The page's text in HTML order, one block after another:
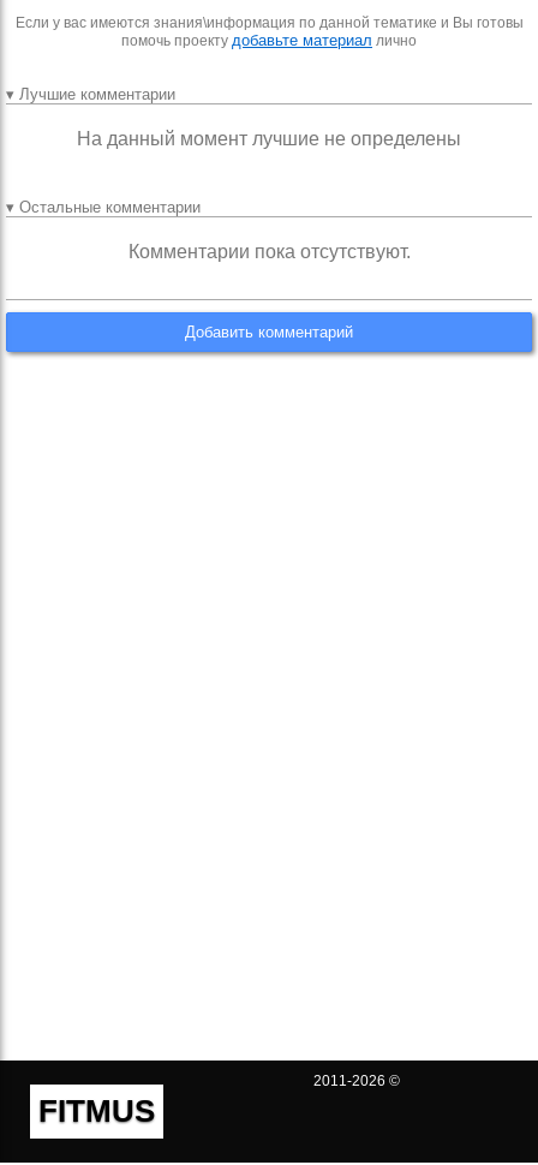
Если у вас имеются знания\информация по данной тематике и Вы готовы
помочь проекту добавьте материал лично
▾ Лучшие комментарии
На данный момент лучшие не определены
▾ Остальные комментарии
Комментарии пока отсутствуют.
Добавить комментарий
FITMUS
2011-2026 ©